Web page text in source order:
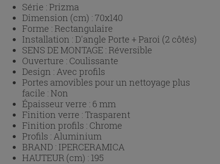
Série :Prizma
Dimension (cm) :70x140
Forme :Rectangulaire
Installation :D'angle Porte + Paroi (2 côtés)
SENS DE MONTAGE :Réversible
Ouverture : Coulissante
Design : Avec profils
Portes amovibles pour un nettoyage plus
facile :Non
Épaisseur verre : 6 mm
Finition verre :Trasparent
Finition profils : Chrome
Profils : Aluminium
BRAND : IPERCERAMICA
HAUTEUR (cm) : 195